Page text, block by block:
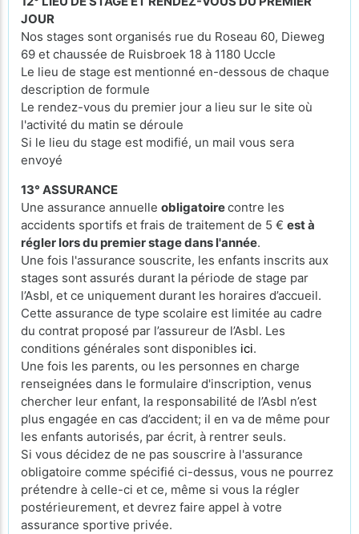
JOUR
Nos stages sont organisés rue du Roseau 60, Dieweg
69 et chaussée de Ruisbroek 18 à 1180 Uccle
Le lieu de stage est mentionné en-dessous de chaque
description de formule
Le rendez-vous du premier jour a lieu sur le site où
l'activité du matin se déroule
Si le lieu du stage est modifié, un mail vous sera
envoyé
13° ASSURANCE
Une assurance annuelle obligatoirecontre les
accidents sportifs et frais de traitement de 5 € est à
régler lors du premier stage dans l'année.
Une fois l'assurance souscrite, les enfants inscrits aux
stages sont assurés durant la période de stage par
l’Asbl, et ce uniquement durant les horaires d’accueil.
Cette assurance de type scolaire est limitée au cadre
du contrat proposé par l’assureur de l’Asbl. Les
conditions générales sont disponibles ici.
Une fois les parents, ou les personnes en charge
renseignées dans le formulaire d'inscription, venus
chercher leur enfant, la responsabilité de l’Asbl n’est
plus engagée en cas d’accident; il en va de même pour
les enfants autorisés, par écrit, à rentrer seuls.
Si vous décidez de ne pas souscrire à l'assurance
obligatoire comme spécifié ci-dessus, vous ne pourrez
prétendre à celle-ci et ce, même si vous la régler
postérieurement, et devrez faire appel à votre
assurance sportive privée.